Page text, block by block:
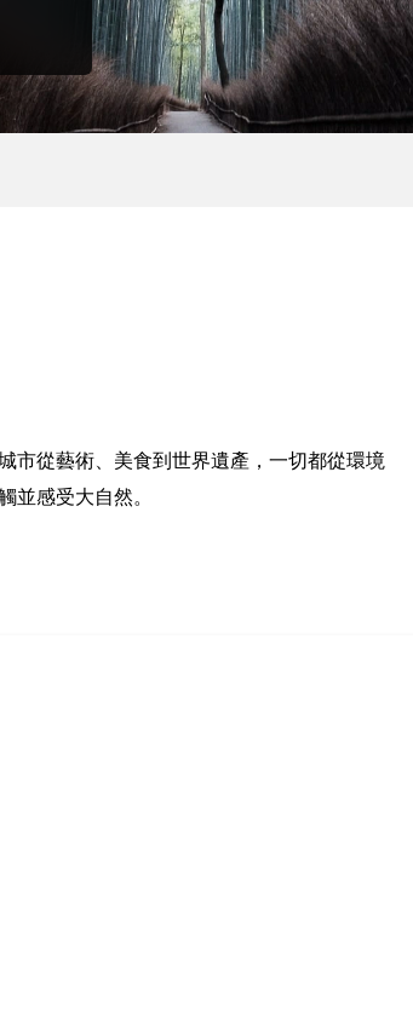
市從藝術、美食到世界遺產，一切都從環境
感受大自然。